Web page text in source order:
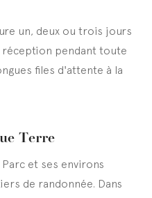
un, deux ou trois jours
réception pendant toute
files d'attente à la
Terre
et ses environs
de randonnée. Dans